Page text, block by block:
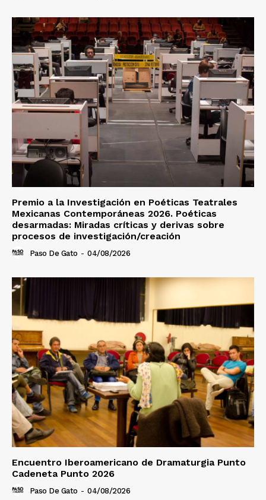
Premio a la Investigación en Poéticas Teatrales
Mexicanas Contemporáneas 2026. Poéticas
desarmadas: Miradas críticas y derivas sobre
procesos de investigación/creación
Paso De Gato - 04/08/2026
Encuentro Iberoamericano de Dramaturgia Punto
Cadeneta Punto 2026
Paso De Gato - 04/08/2026